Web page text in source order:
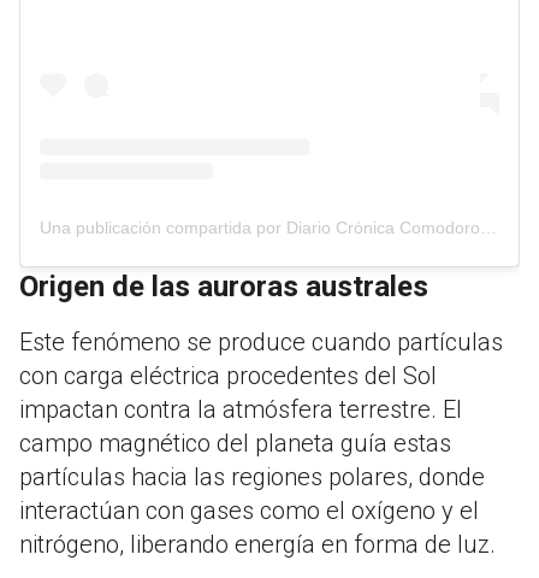
Origen de las auroras australes
Este fenómeno se produce cuando partículas
con carga eléctrica procedentes del Sol
impactan contra la atmósfera terrestre. El
campo magnético del planeta guía estas
partículas hacia las regiones polares, donde
interactúan con gases como el oxígeno y el
nitrógeno, liberando energía en forma de luz.